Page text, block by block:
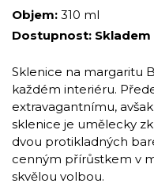
Objem: 310 ml
Dostupnost: Skladem
Sklenice na margaritu
každém interiéru.
extravagantnímu,
sklenice je umělecky
dvou protikladných
cenným přírůstkem v
skvělou volbou.